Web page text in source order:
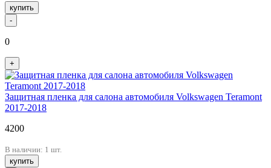
купить
-
0
+
Защитная пленка для салона автомобиля Volkswagen Teramont
2017-2018
4200
В наличии: 1 шт.
купить